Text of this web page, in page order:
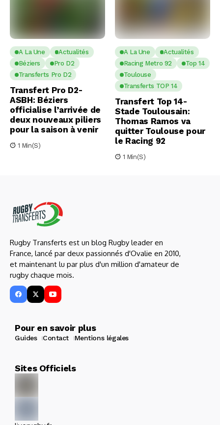
A La Une
Actualités
Béziers
Pro D2
Transferts Pro D2
Transfert Pro D2-
ASBH: Béziers
officialise l’arrivée de
deux nouveaux piliers
pour la saison à venir
1 Min(s)
A La Une
Actualités
Racing Metro 92
Top 14
Toulouse
Transferts TOP 14
Transfert Top 14-
Stade Toulousain:
Thomas Ramos va
quitter Toulouse pour
le Racing 92
1 Min(s)
Rugby Transferts est un blog Rugby leader en
France, lancé par deux passionnés d'Ovalie en 2010,
et maintenant lu par plus d'un million d'amateur de
rugby chaque mois.
Pour en savoir plus
Guides Contact Mentions légales
Sites Officiels